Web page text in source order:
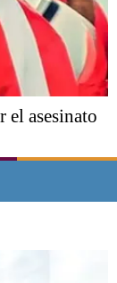
el asesinato